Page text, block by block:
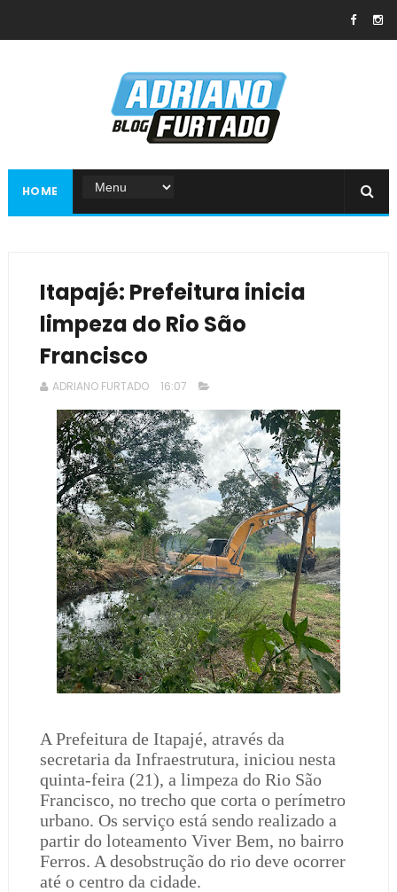
HOME
Itapajé: Prefeitura inicia
limpeza do Rio São
Francisco
ADRIANO FURTADO 16:07
A Prefeitura de Itapajé, através da
secretaria da Infraestrutura, iniciou nesta
quinta-feira (21), a limpeza do Rio São
Francisco, no trecho que corta o perímetro
urbano. Os serviço está sendo realizado a
partir do loteamento Viver Bem, no bairro
Ferros. A desobstrução do rio deve ocorrer
até o centro da cidade.